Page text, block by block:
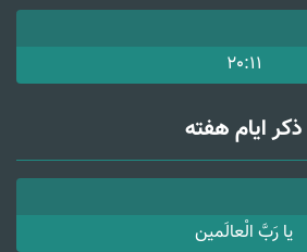
20:11
ذکر ایام هفته
یا رَبَّ الْعالَمین